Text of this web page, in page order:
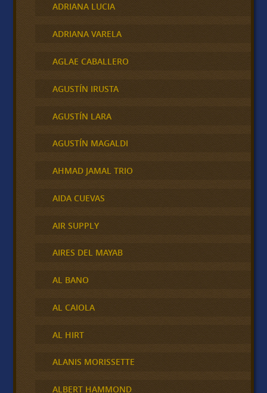
ADRIANA LUCIA
ADRIANA VARELA
AGLAE CABALLERO
AGUSTÍN IRUSTA
AGUSTÍN LARA
AGUSTÍN MAGALDI
AHMAD JAMAL TRIO
AIDA CUEVAS
AIR SUPPLY
AIRES DEL MAYAB
AL BANO
AL CAIOLA
AL HIRT
ALANIS MORISSETTE
ALBERT HAMMOND